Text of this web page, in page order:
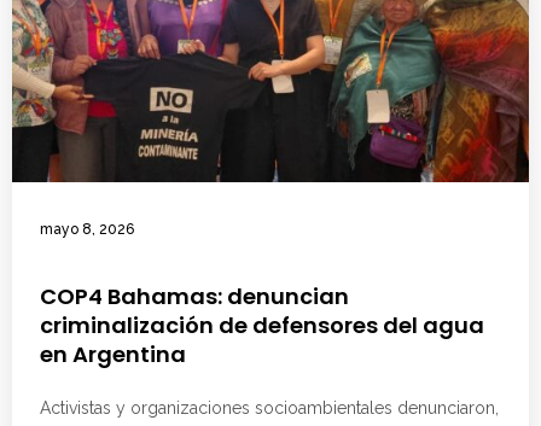
mayo 8, 2026
COP4 Bahamas: denuncian
criminalización de defensores del agua
en Argentina
Activistas y organizaciones socioambientales denunciaron,